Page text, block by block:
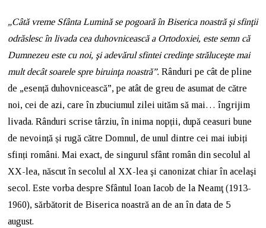
„Câtă vreme Sfânta Lumină se pogoară în Biserica noastră şi sfinţii
odrăslesc în livada cea duhovnicească a Ortodoxiei, este semn că
Dumnezeu este cu noi, şi adevărul sfintei credinţe străluceşte mai
mult decât soarele spre biruinţa noastră”. Rânduri pe cât de pline
de „esență duhovnicească”, pe atât de greu de asumat de către
noi, cei de azi, care în zbuciumul zilei uităm să mai… îngrijim
livada. Rânduri scrise târziu, în inima nopții, după ceasuri bune
de nevoință și rugă către Domnul, de unul dintre cei mai iubiți
sfinți români. Mai exact, de singurul sfânt român din secolul al
XX-lea, născut în secolul al XX-lea şi canonizat chiar în acelaşi
secol. Este vorba despre Sfântul Ioan Iacob de la Neamţ (1913-
1960), sărbătorit de Biserica noastră an de an în data de 5
august.